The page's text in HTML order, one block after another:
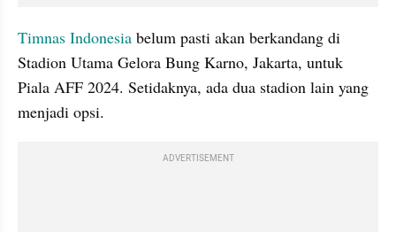
Timnas Indonesia belum pasti akan berkandang di
Stadion Utama Gelora Bung Karno, Jakarta, untuk
Piala AFF 2024. Setidaknya, ada dua stadion lain yang
menjadi opsi.
ADVERTISEMENT